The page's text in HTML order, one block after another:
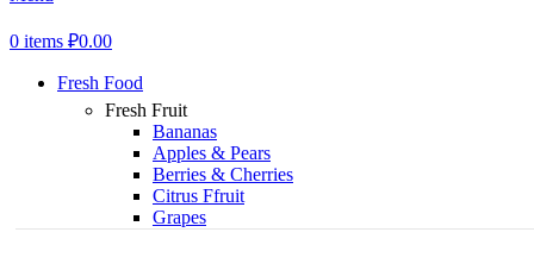
0 items ₽0.00
Fresh Food
Fresh Fruit
Bananas
Apples & Pears
Berries & Cherries
Citrus Ffruit
Grapes